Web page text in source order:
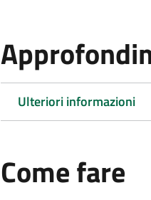
Ulteriori informazioni
Come fare